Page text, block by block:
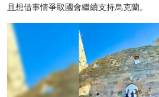
且想借事情爭取國會繼續支持烏克蘭。